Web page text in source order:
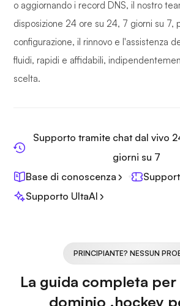
o aggiornando i record DNS, il nostro
disposizione 24 ore su 24, 7 giorni su 7,
configurazione, il rinnovo e l'assistenza
fluidi, rapidi e affidabili,
scelta.
Supporto tramite chat dal vivo
giorni su 7
Base di conoscenza
Supporto UltaAI
PRINCIPIANTE? NESSUN
La guida completa
dominio .hockey